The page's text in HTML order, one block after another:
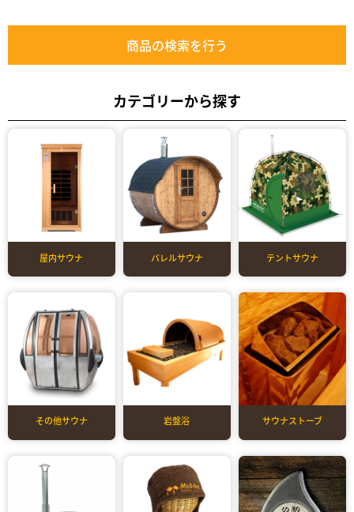
商品の検索を行う
カテゴリーから探す
屋内サウナ バレルサウナ テントサウナ
その他サウナ 岩盤浴 サウナストーブ